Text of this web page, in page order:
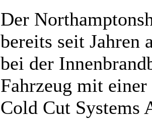
Der
bereits seit Jahren
bei der
Fahrzeug mit
Cold Cut Systems